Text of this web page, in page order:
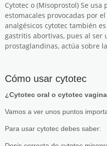
Cytotec o (Misoprostol) Se
estomacales provocadas por
analgésicos cytotec también
gastritis abortivas, pues al ser
prostaglandinas, actúa sobre
Cómo usar cytotec
¿Cytotec oral o cytotec
Vamos a ver unos puntos
Para usar cytotec debes saber: